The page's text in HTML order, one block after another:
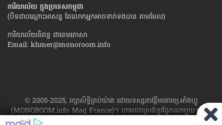
ការិយាល័យ ក្នុង​ប្រទេស​កម្ពុជា
(បិទជាបណ្ដោះអាសន្ន តែលោកអ្នកអាចទាក់ទងបាន តាមមែល)
ការិយាល័យនិពន្ធ ជាខេមរភាសា
Email: khmer@monoroom.info
© 2005-2025, រក្សាសិទ្ធិគ្រប់យ៉ាង ដោយទស្សនាវដ្ដី​មនោរម្យ.អាំងហ្វូ
(MONOROOM.info Mag France)។ ហាម​ដក​ស្រង់​នូវ​ផ្នែក​ណា​មួយ​ ឬ​ផ្នែក​
ទាំង​អស់ ​នៃ​ការ​ផ្សាយ​របស់​ទស្សនាវដ្ដី​​មនោរម្យ.អាំងហ្វូ យក​ទៅ​​បោះពុម្ព នៅ